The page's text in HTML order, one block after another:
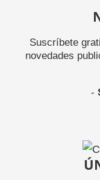
Suscríbete
novedades
-